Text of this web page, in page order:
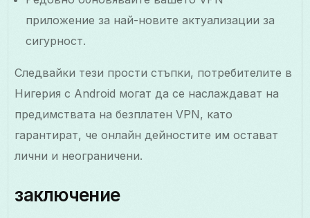
приложение за най-новите актуализации за
сигурност.
Следвайки тези прости стъпки, потребителите в
Нигерия с Android могат да се наслаждават на
предимствата на безплатен VPN, като
гарантират, че онлайн дейностите им остават
лични и неограничени.
заключение